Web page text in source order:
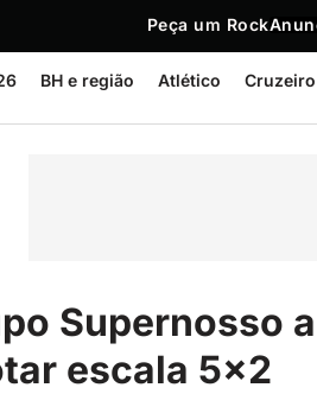
Peça um Rock
BH e região Atlético Cruzeiro
Supernosso
escala 5×2